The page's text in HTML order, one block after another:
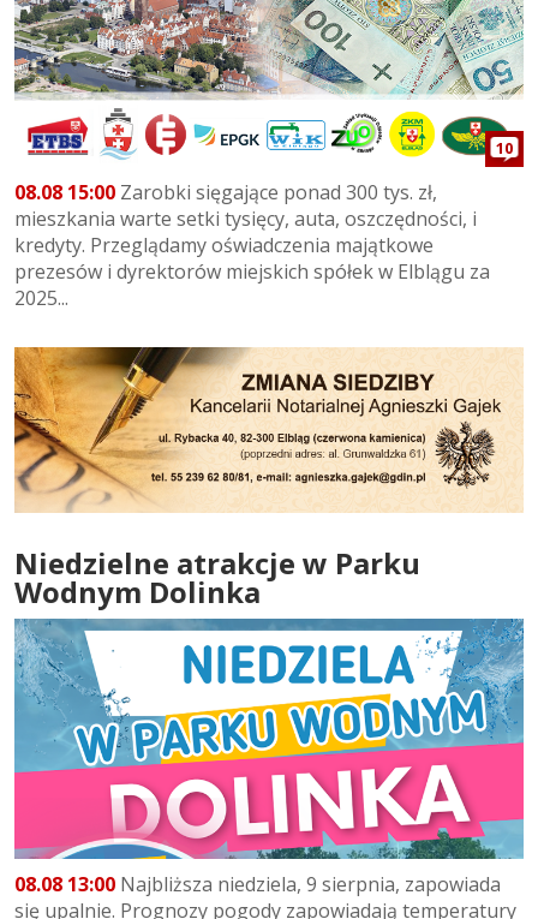
10
08.08 15:00 Zarobki sięgające ponad 300 tys. zł,
mieszkania warte setki tysięcy, auta, oszczędności, i
kredyty. Przeglądamy oświadczenia majątkowe
prezesów i dyrektorów miejskich spółek w Elblągu za
2025...
Niedzielne atrakcje w Parku
Wodnym Dolinka
08.08 13:00 Najbliższa niedziela, 9 sierpnia, zapowiada
się upalnie. Prognozy pogody zapowiadają temperatury